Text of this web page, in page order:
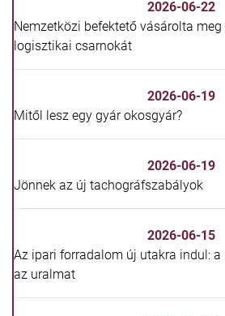
2026-06-22
Nemzetközi befektető vásárolta
logisztikai csarnokát
2026-06-19
Mitől lesz egy gyár okosgyár?
2026-06-19
Jönnek az új tachográfszabályok
2026-06-15
Az ipari forradalom új utakra indul:
az uralmat